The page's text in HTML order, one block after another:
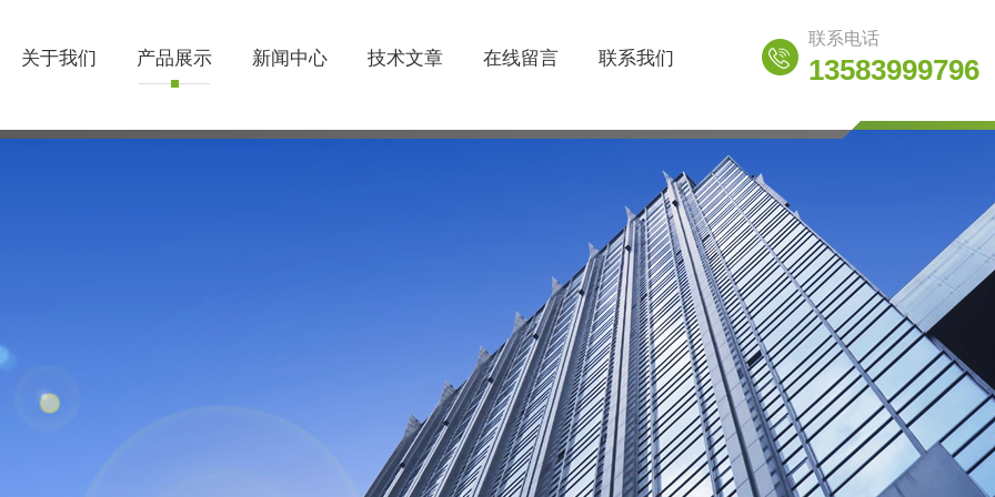
关于我们 产品展示 新闻中心 技术文章 在线留言 联系我们
联系电话
13583999796